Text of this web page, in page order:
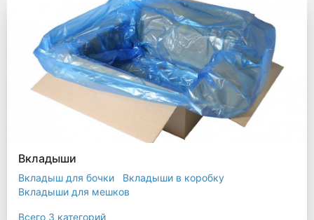
Вкладыши
Вкладыш для бочки
Вкладыши в коробку
Вкладыши для мешков
Всего 3 категорий